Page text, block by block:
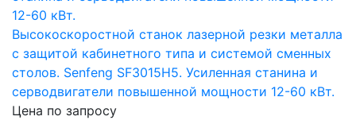
Высокоскоростной станок лазерной резки металла
с защитой кабинетного типа и системой сменных
столов. Senfeng SF3015H5. Усиленная станина и
серводвигатели повышенной мощности 12-60 кВт.
Цена по запросу